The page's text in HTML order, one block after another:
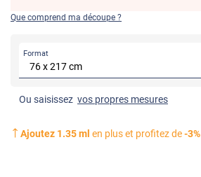
Que comprend ma découpe ?
Format
Ou saisissez vos propres mesures
Ajoutez 1.35ml en plus et profitez de-3%